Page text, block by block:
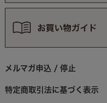
メルマガ申込 / 停止
特定商取引法に基づく表示